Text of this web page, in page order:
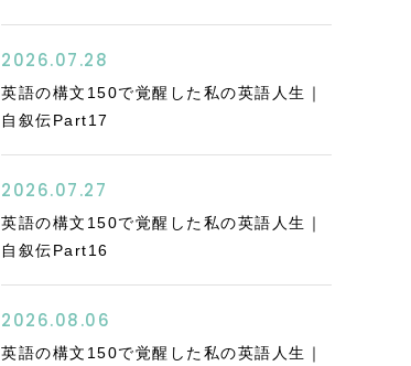
2026.07.28
英語の構文150で覚醒した私の英語人生｜
自叙伝Part17
2026.07.27
英語の構文150で覚醒した私の英語人生｜
自叙伝Part16
2026.08.06
英語の構文150で覚醒した私の英語人生｜